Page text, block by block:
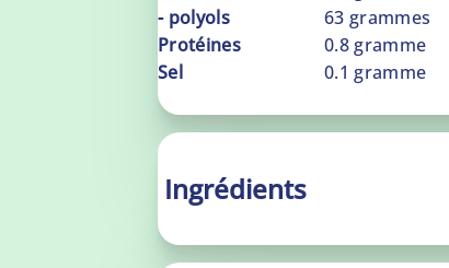
- polyols
63 grammes
Protéines
0.8 gramme
Sel
0.1 gramme
Ingrédients